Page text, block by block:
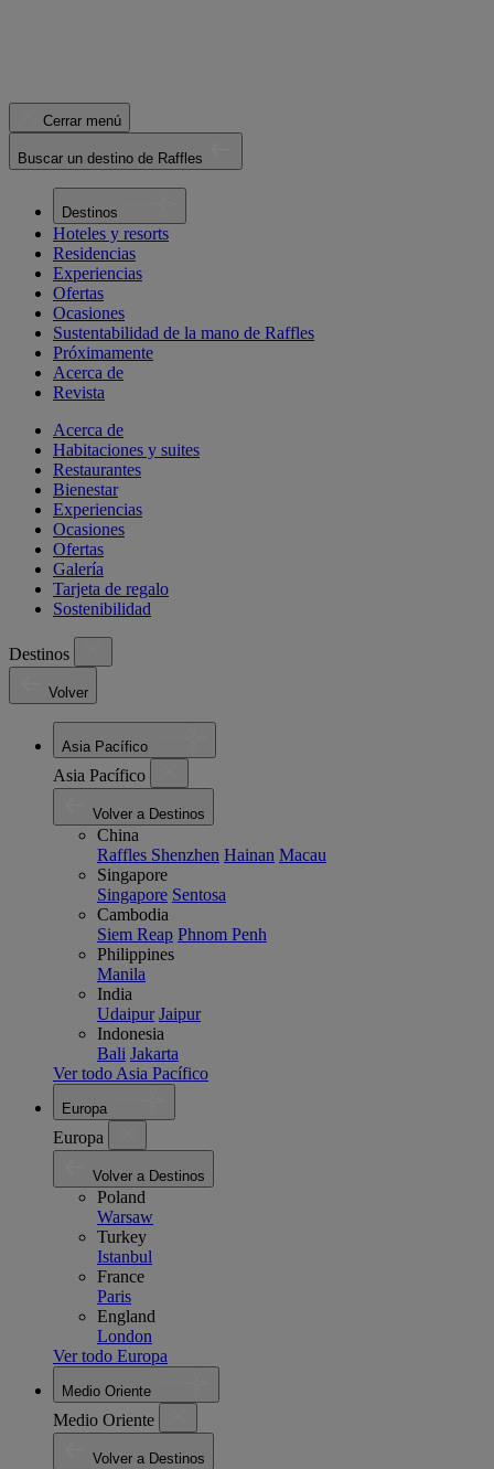
Cerrar menú
Buscar un destino de Raffles
Destinos
Hoteles y resorts
Residencias
Experiencias
Ofertas
Ocasiones
Sustentabilidad de la mano de Raffles
Próximamente
Acerca de
Revista
Acerca de
Habitaciones y suites
Restaurantes
Bienestar
Experiencias
Ocasiones
Ofertas
Galería
Tarjeta de regalo
Sostenibilidad
Destinos
Volver
Asia Pacífico
Asia Pacífico
Volver a Destinos
China
Raffles Shenzhen Hainan Macau
Singapore
Singapore Sentosa
Cambodia
Siem Reap Phnom Penh
Philippines
Manila
India
Udaipur Jaipur
Indonesia
Bali Jakarta
Ver todo Asia Pacífico
Europa
Europa
Volver a Destinos
Poland
Warsaw
Turkey
Istanbul
France
Paris
England
London
Ver todo Europa
Medio Oriente
Medio Oriente
Volver a Destinos